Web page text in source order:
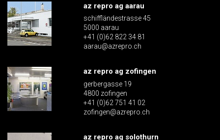
az repro ag aarau
schiffländestrasse 45
5000 aarau
+41 (0)62 822 34 81
aarau@azrepro.ch
az repro ag zofingen
gerbergasse 19
4800 zofingen
+41 (0)62 751 41 02
zofingen@azrepro.ch
az repro ag solothurn